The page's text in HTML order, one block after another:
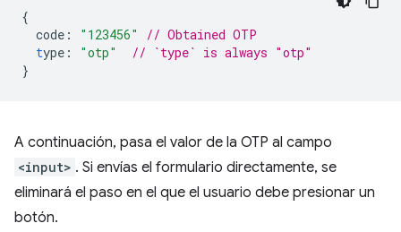
{
code : "123456"
// Obtained OTP
type : "otp"
// `type` is always "otp"
}
A continuación, pasa el valor de la OTP al campo
<input> . Si envías el formulario directamente, se
eliminará el paso en el que el usuario debe presionar un
botón.